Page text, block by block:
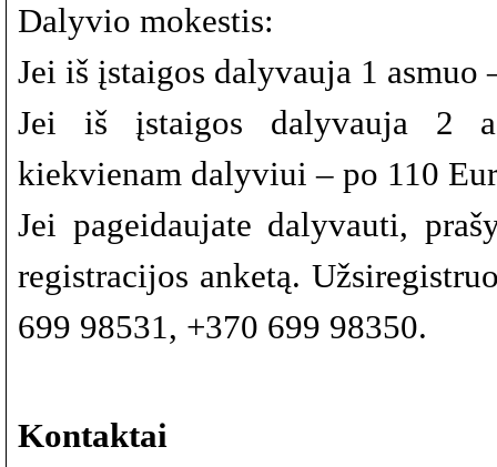
Dalyvio mokestis:
Jei iš įstaigos dalyvauja 1 asmuo
Jei iš įstaigos dalyvauja 2
kiekvienam dalyviui – po 110
Jei pageidaujate dalyvauti,
registracijos anketą.
699 98531, +370 699 98350.
Kontaktai